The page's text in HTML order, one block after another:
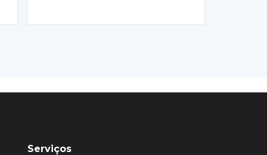
Serviços